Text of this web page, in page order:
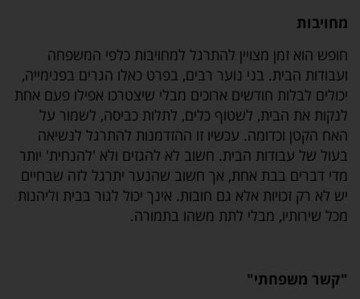
מחויבות
חופש הוא זמן מצויין להתרגל למחויבות כלפי המשפחה
ועבודות הבית. בני נוער רבים, בפרט כאלו הגרים בפנימייה,
יכולים לבלות חודשים ארוכים מבלי שיצטרכו אפילו פעם אחת
לנקות את הבית, לשטוף כלים, לתלות כביסה, לשמור על
האח הקטן וכדומה. עכשיו זו ההזדמנות להתרגל לנשיאה
בעול של עבודות הבית. חשוב לא להגזים ולא 'להנחית' יותר
מדי דברים בבת אחת, אך חשוב שהנער יתרגל לזה שבחיים
יש לא רק זכויות אלא גם חובות. אינך יכול לגור בבית וליהנות
מכל שירותיו, מבלי לתת משהו בתמורה.
"קשר משפחתי"